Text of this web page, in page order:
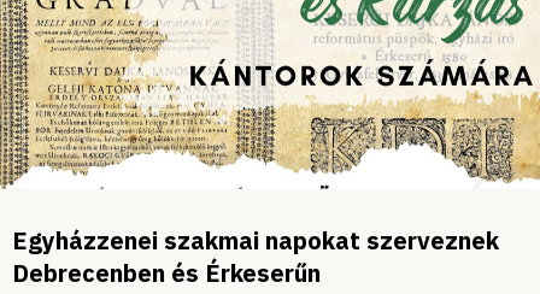
Egyházzenei szakmai napokat szerveznek
Debrecenben és Érkeserűn